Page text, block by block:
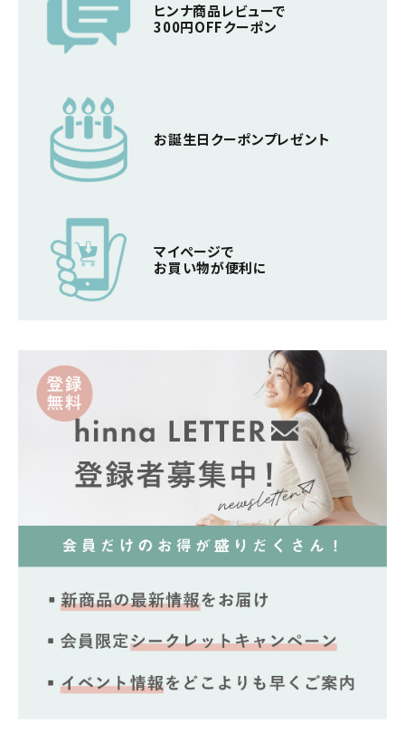
ヒンナ商品レビューで
300円OFFクーポン
お誕生日クーポンプレゼント
マイページで
お買い物が便利に